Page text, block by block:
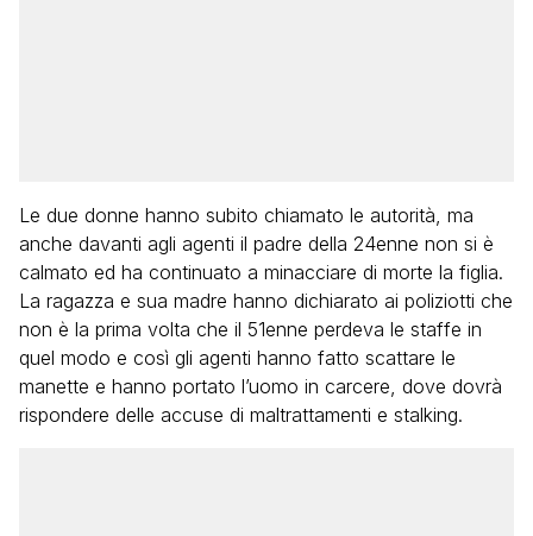
Le due donne hanno subito chiamato le autorità, ma
anche davanti agli agenti il padre della 24enne non si è
calmato ed ha continuato a minacciare di morte la figlia.
La ragazza e sua madre hanno dichiarato ai poliziotti che
non è la prima volta che il 51enne perdeva le staffe in
quel modo e così gli agenti hanno fatto scattare le
manette e hanno portato l’uomo in carcere, dove dovrà
rispondere delle accuse di maltrattamenti e stalking.